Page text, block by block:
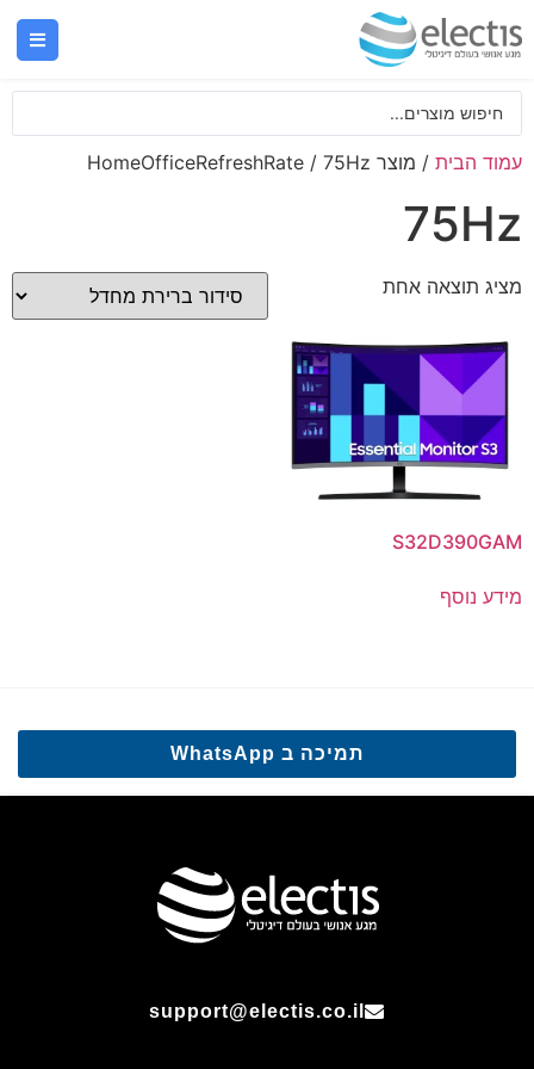
עמוד הבית / מוצר HomeOfficeRefreshRate / 75Hz
75Hz
מציג תוצאה אחת
S32D390GAM
מידע נוסף
תמיכה ב WhatsApp
support@electis.co.il